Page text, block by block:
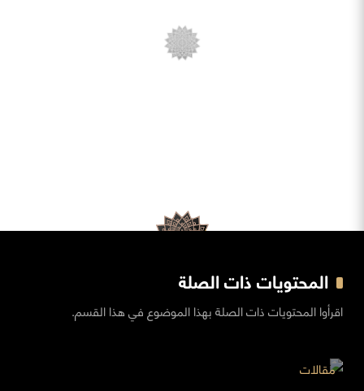
المحتويات ذات الصلة
اقرأوا المحتويات ذات الصلة بهذا الموضوع في هذا القسم.
مقالات